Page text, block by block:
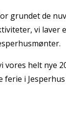
grundet de
vi laver
vores helt nye
i